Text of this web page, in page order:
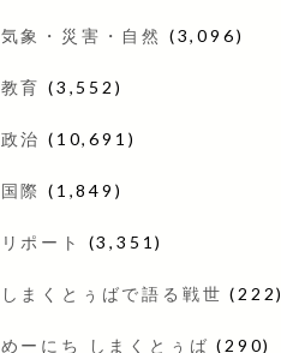
気象・災害・自然 (3,096)
教育 (3,552)
政治 (10,691)
国際 (1,849)
リポート (3,351)
しまくとぅばで語る戦世 (222)
めーにち しまくとぅば (290)